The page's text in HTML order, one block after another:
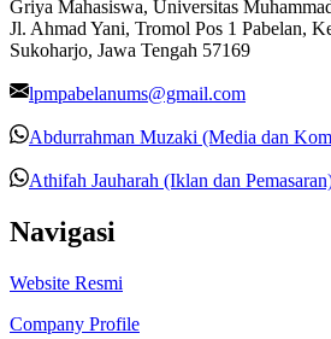
Griya Mahasiswa, Universitas
Jl. Ahmad Yani, Tromol Pos 1 Pabelan,
Sukoharjo, Jawa Tengah 57169
lpmpabelanums@gmail.com
Abdurrahman Muzaki (Media dan
Athifah Jauharah (Iklan dan
Navigasi
Website Resmi
Company Profile